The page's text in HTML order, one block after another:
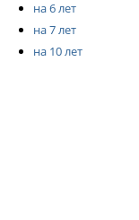
на 6 лет
на 7 лет
на 10 лет